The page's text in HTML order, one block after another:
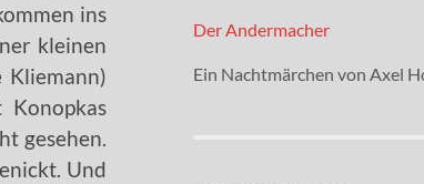
ins
kleinen
Kliemann)
Konopkas
gesehen.
Und
Der Andermacher
Ein Nachtmärchen von Axel